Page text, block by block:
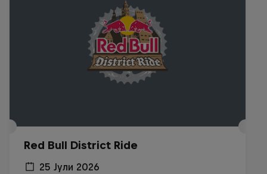
Red Bull District Ride
25 Јули 2026